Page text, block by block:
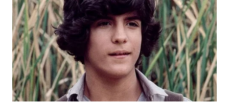
WN
NIAS
WN
LANGKAT
WN